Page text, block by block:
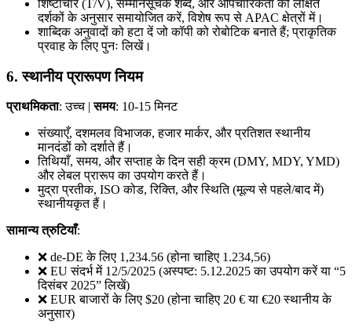
शिष्टाचार (T/V), सम्मानसूचक शब्द, और औपचारिकता को लक्षित
दर्शकों के अनुसार समायोजित करें, विशेष रूप से APAC क्षेत्रों में।
शाब्दिक अनुवादों को हटा दें जो कॉपी को रोबोटिक बनाते हैं; प्राकृतिक
प्रवाह के लिए पुनः लिखें।
6. स्थानीय प्रारूपण नियम
प्राथमिकता: उच्च |समय: 10-15 मिनट
संख्याएँ, दशमलव विभाजक, हजार मार्कर, और प्रतिशत स्थानीय
मानदंडों को दर्शाते हैं।
तिथियाँ, समय, और सप्ताह के दिन सही क्रम (DMY, MDY, YMD)
और लेबल प्रारूप का उपयोग करते हैं।
मुद्रा प्रतीक, ISO कोड, रिक्ति, और स्थिति (मूल्य से पहले/बाद में)
स्थानीयकृत हैं।
सामान्य त्रुटियाँ:
❌ de-DE के लिए 1,234.56 (होना चाहिए 1.234,56)
❌ EU संदर्भ में 12/5/2025 (अस्पष्ट: 5.12.2025 का उपयोग करें या “5
दिसंबर 2025” लिखें)
❌ EUR बाजारों के लिए $20 (होना चाहिए 20 € या €20 स्थानीय के
अनुसार)